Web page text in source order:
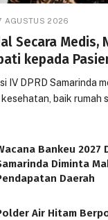
AGUSTUS 2026
Secara Medis,
kepada
IV DPRD Samarinda
baik rumah
Bankeu 2027
Diminta
Daerah
Air Hitam